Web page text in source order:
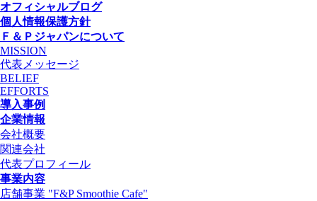
オフィシャルブログ
個人情報保護方針
Ｆ＆Ｐジャパンについて
MISSION
代表メッセージ
BELIEF
EFFORTS
導入事例
企業情報
会社概要
関連会社
代表プロフィール
事業内容
店舗事業 "F&P Smoothie Cafe"